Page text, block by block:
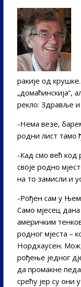
ракије од
„домаћинскија“,
рекло: Здравље и
-Нема везе,
родни лист тамо
-Кад смо већ код
своје родно
на то замисли и
-Рођен сам у
Само мјесец
америчким
родног мјеста –
Нордхаусен.
рођење једног
да промакне
срећу јер су они